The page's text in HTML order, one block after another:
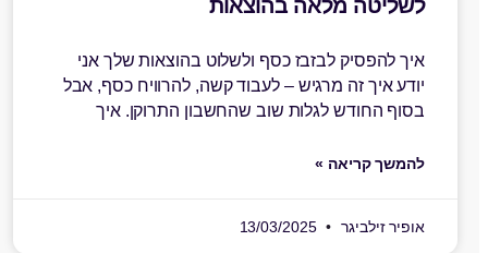
לשליטה מלאה בהוצאות
איך להפסיק לבזבז כסף ולשלוט בהוצאות שלך אני
יודע איך זה מרגיש – לעבוד קשה, להרוויח כסף, אבל
בסוף החודש לגלות שוב שהחשבון התרוקן. איך
להמשך קריאה »
אופיר זילביגר 13/03/2025